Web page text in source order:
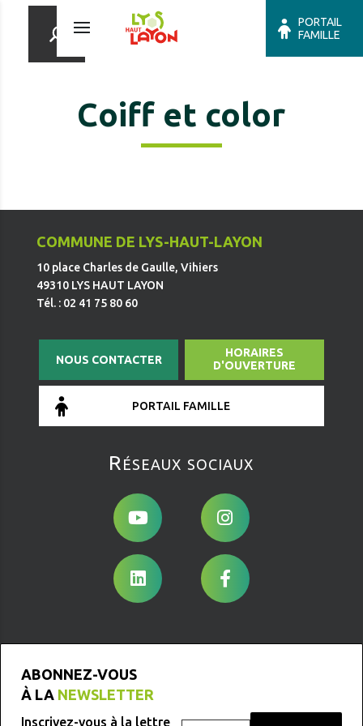
PORTAIL
FAMILLE
Coiff et color
COMMUNE DE LYS-HAUT-LAYON
10 place Charles de Gaulle, Vihiers
49310 LYS HAUT LAYON
Tél. : 02 41 75 80 60
NOUS CONTACTER
HORAIRES
D'OUVERTURE
PORTAIL FAMILLE
Réseaux sociaux
ABONNEZ-VOUS
À LA NEWSLETTER
Inscrivez-vous à la lettre